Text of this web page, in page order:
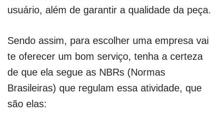
usuário, além de garantir a qualidade da peça.
Sendo assim, para escolher uma empresa vai
te oferecer um bom serviço, tenha a certeza
de que ela segue as NBRs (Normas
Brasileiras) que regulam essa atividade, que
são elas: